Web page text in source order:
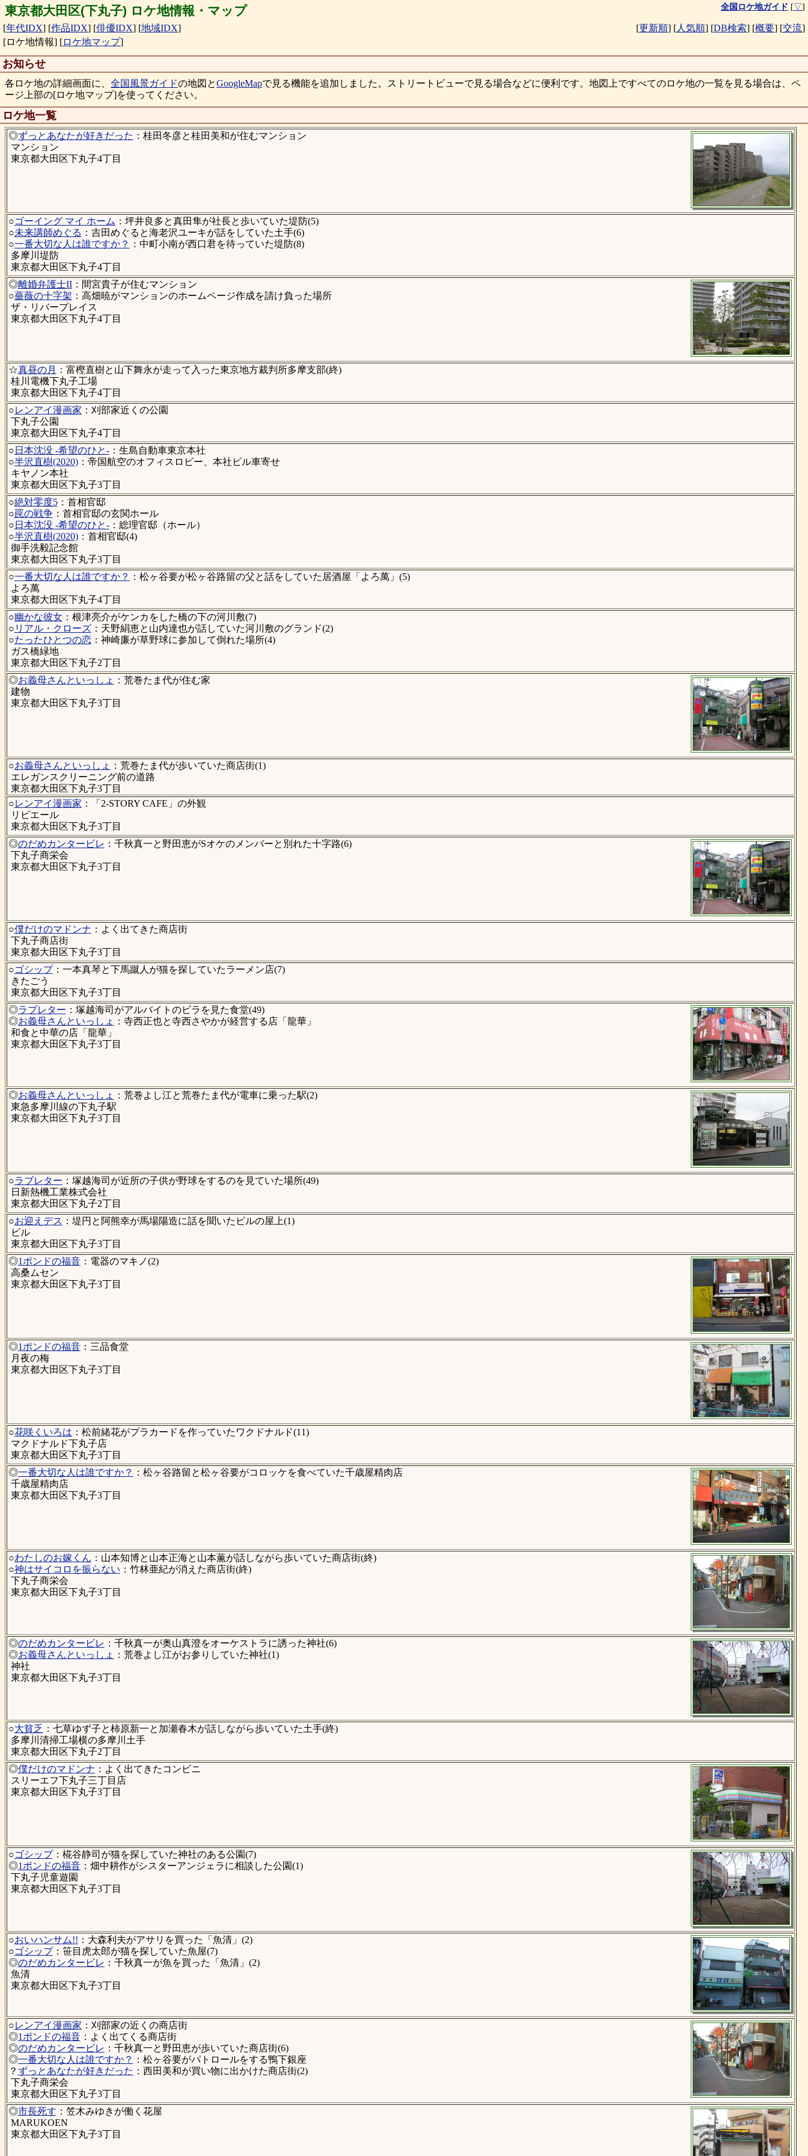
東京都大田区(下丸子) ロケ地情報・マップ 全国ロケ地ガイド [▽]
[年代IDX] [作品IDX] [俳優IDX] [地域IDX] [更新順] [人気順] [DB検索] [概要] [交流]
[ロケ地情報] [ロケ地マップ]
お知らせ
各ロケ地の詳細画面に、 全国風景ガイドの地図とGoogleMapで見る機能を追加しました。ストリートビューで見る場合などに便利です。地図上ですべてのロケ地の一覧を見る場合は、ペ
ージ上部の[ロケ地マップ]を使ってください。
ロケ地一覧
◎ずっとあなたが好きだった ：桂田冬彦と桂田美和が住むマンション
マンション
東京都大田区下丸子4丁目
○ゴーイング マイ ホーム ：坪井良多と真田隼が社長と歩いていた堤防(5)
○未来講師めぐる ：吉田めぐると海老沢ユーキが話をしていた土手(6)
○一番大切な人は誰ですか？
：中町小南が西口君を待っていた堤防(8)
多摩川堤防
東京都大田区下丸子4丁目
◎離婚弁護士II：間宮貴子が住むマンション
○薔薇の十字架 ：高畑暁がマンションのホームページ作成を請け負った場所
ザ・リバープレイス
東京都大田区下丸子4丁目
☆真昼の月
：富樫直樹と山下舞永が走って入った東京地方裁判所多摩支部(終)
桂川電機下丸子工場
東京都大田区下丸子4丁目
○レンアイ漫画家 ：刈部家近くの公園
下丸子公園
東京都大田区下丸子4丁目
○ 日本沈没 -希望のひと-：生島自動車東京本社
○半沢直樹(2020)：帝国航空のオフィスロビー、本社ビル車寄せ
キヤノン本社
東京都大田区下丸子3丁目
○絶対零度5：首相官邸
○罠の戦争：首相官邸の玄関ホール
○ 日本沈没 -希望のひと-：総理官邸（ホール）
○半沢直樹(2020)：首相官邸(4)
御手洗毅記念館
東京都大田区下丸子3丁目
○一番大切な人は誰ですか？
：松ヶ谷要が松ヶ谷路留の父と話をしていた居酒屋「よろ萬」(5)
よろ萬
東京都大田区下丸子4丁目
○幽かな彼女：根津亮介がケンカをした橋の下の河川敷(7)
○ リアル・クローズ：天野絹恵と山内達也が話していた河川敷のグランド(2)
○たったひとつの恋：神崎廉が草野球に参加して倒れた場所(4)
ガス橋緑地
東京都大田区下丸子2丁目
◎お義母さんといっしょ
：荒巻たま代が住む家
建物
東京都大田区下丸子3丁目
○お義母さんといっしょ
：荒巻たま代が歩いていた商店街(1)
エレガンスクリーニング前の道路
東京都大田区下丸子3丁目
○レンアイ漫画家 ：「2-STORY CAFE」の外観
リビエール
東京都大田区下丸子3丁目
◎のだめカンタービレ ：千秋真一と野田恵がSオケのメンバーと別れた十字路(6)
下丸子商栄会
東京都大田区下丸子3丁目
○僕だけのマドンナ ：よく出てきた商店街
下丸子商店街
東京都大田区下丸子3丁目
○ゴシップ：一本真琴と下馬蹴人が猫を探していたラーメン店(7)
きたごう
東京都大田区下丸子3丁目
◎ラブレター ：塚越海司がアルバイトのビラを見た食堂(49)
◎お義母さんといっしょ
：寺西正也と寺西さやかが経営する店「龍華」
和食と中華の店「龍華」
東京都大田区下丸子3丁目
◎お義母さんといっしょ
：荒巻よし江と荒巻たま代が電車に乗った駅(2)
東急多摩川線の下丸子駅
東京都大田区下丸子3丁目
○ラブレター ：塚越海司が近所の子供が野球をするのを見ていた場所(49)
日新熱機工業株式会社
東京都大田区下丸子2丁目
○お迎えデス ：堤円と阿熊幸が馬場陽造に話を聞いたビルの屋上(1)
ビル
東京都大田区下丸子3丁目
◎1ポンドの福音：電器のマキノ(2)
高桑ムセン
東京都大田区下丸子3丁目
◎1ポンドの福音：三品食堂
月夜の梅
東京都大田区下丸子3丁目
○花咲くいろは ：松前緒花がプラカードを作っていたワクドナルド(11)
マクドナルド下丸子店
東京都大田区下丸子3丁目
◎一番大切な人は誰ですか？
：松ヶ谷路留と松ヶ谷要がコロッケを食べていた千歳屋精肉店
千歳屋精肉店
東京都大田区下丸子3丁目
○わたしのお嫁くん ：山本知博と山本正海と山本薫が話しながら歩いていた商店街(終)
○神はサイコロを振らない ：竹林亜紀が消えた商店街(終)
下丸子商栄会
東京都大田区下丸子3丁目
◎のだめカンタービレ ：千秋真一が奥山真澄をオーケストラに誘った神社(6)
◎お義母さんといっしょ
：荒巻よし江がお参りしていた神社(1)
神社
東京都大田区下丸子3丁目
○大貧乏 ：七草ゆず子と柿原新一と加瀬春木が話しながら歩いていた土手(終)
多摩川清掃工場横の多摩川土手
東京都大田区下丸子2丁目
◎僕だけのマドンナ ：よく出てきたコンビニ
スリーエフ下丸子三丁目店
東京都大田区下丸子3丁目
○ゴシップ：椛谷静司が猫を探していた神社のある公園(7)
◎1ポンドの福音：畑中耕作がシスターアンジェラに相談した公園(1)
下丸子児童遊園
東京都大田区下丸子3丁目
○おいハンサム!! ：大森利夫がアサリを買った「魚清」(2)
○ゴシップ：笹目虎太郎が猫を探していた魚屋(7)
◎のだめカンタービレ ：千秋真一が魚を買った「魚清」(2)
魚清
東京都大田区下丸子3丁目
○レンアイ漫画家 ：刈部家の近くの商店街
◎1ポンドの福音：よく出てくる商店街
◎のだめカンタービレ ：千秋真一と野田恵が歩いていた商店街(6)
◎一番大切な人は誰ですか？
：松ヶ谷要がパトロールをする鴨下銀座
？ ずっとあなたが好きだった ：西田美和が買い物に出かけた商店街(2)
下丸子商栄会
東京都大田区下丸子3丁目
◎市長死す ：笠木みゆきが働く花屋
MARUKOEN
東京都大田区下丸子3丁目